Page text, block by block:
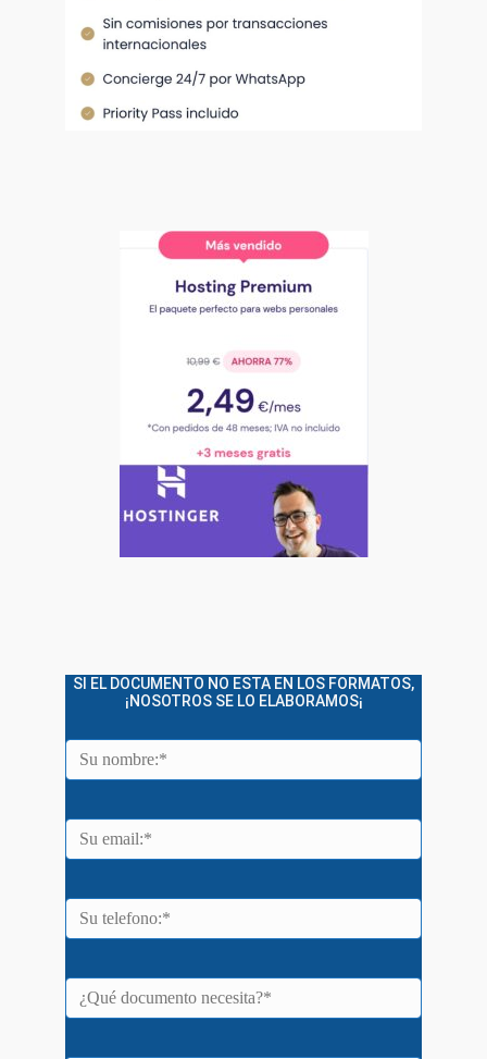
SI EL DOCUMENTO NO ESTA EN LOS FORMATOS,
¡NOSOTROS SE LO ELABORAMOS¡